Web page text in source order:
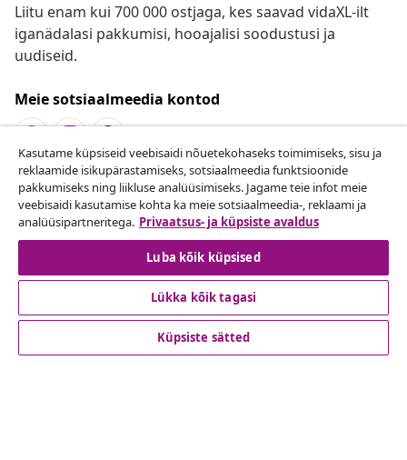
Liitu enam kui 700 000 ostjaga, kes saavad vidaXL-ilt
iganädalasi pakkumisi, hooajalisi soodustusi ja
uudiseid.
Meie sotsiaalmeedia kontod
Lepingust taganemine
Esita oma tellimuse kohta tagastamissoov.
Lepingust taganemine
Kasutame küpsiseid veebisaidi nõuetekohaseks toimimiseks, sisu ja
reklaamide isikupärastamiseks, sotsiaalmeedia funktsioonide
pakkumiseks ning liikluse analüüsimiseks. Jagame teie infot meie
veebisaidi kasutamise kohta ka meie sotsiaalmeedia-, reklaami ja
analüüsipartneritega. Privaatsus- ja küpsiste avaldus
Luba kõik küpsised
Lükka kõik tagasi
Küpsiste sätted